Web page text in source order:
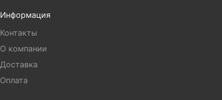
Информация
Контакты
О компании
Доставка
Оплата